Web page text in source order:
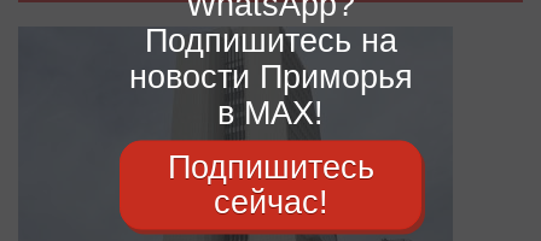
Подпишитесь на
новости Приморья
в MAX!
Подпишитесь
сейчас!